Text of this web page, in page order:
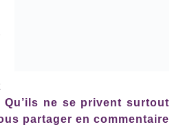
Qu’ils ne se privent surtout
partager en commentaire